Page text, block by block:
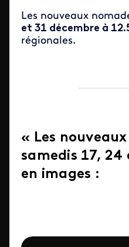
Les nouveaux
et 31 décembre à
régionales.
« Les
samedis 17, 24
en images :